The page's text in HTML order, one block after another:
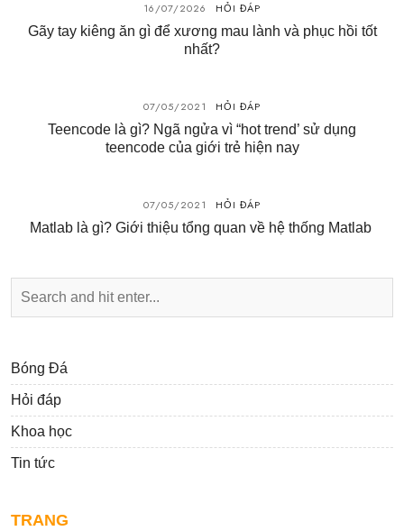
16/07/2026 HỎI ĐÁP
Gãy tay kiêng ăn gì để xương mau lành và phục hồi tốt
nhất?
07/05/2021 HỎI ĐÁP
Teencode là gì? Ngã ngửa vì “hot trend’ sử dụng
teencode của giới trẻ hiện nay
07/05/2021 HỎI ĐÁP
Matlab là gì? Giới thiệu tổng quan về hệ thống Matlab
Bóng Đá
Hỏi đáp
Khoa học
Tin tức
TRANG